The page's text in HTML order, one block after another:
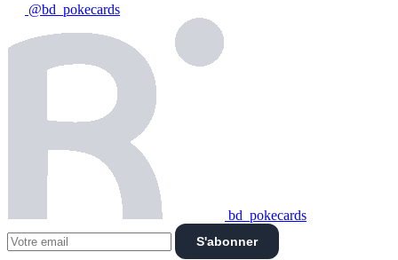
@bd_pokecards
bd_pokecards
S'abonner